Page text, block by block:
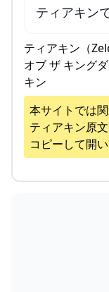
ティアキン
ティアキン（
オブ ザ キング
キン
本サイトでは
ティアキン原
コピーして開い